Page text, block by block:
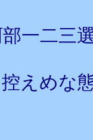
一二三
えめな